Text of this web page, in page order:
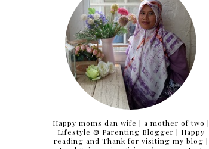
Happy moms dan wife | a mother of two |
Lifestyle & Parenting Blogger | Happy
reading and Thank for visiting my blog |